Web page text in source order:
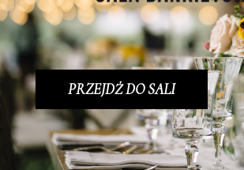
PRZEJDŹ DO SALI